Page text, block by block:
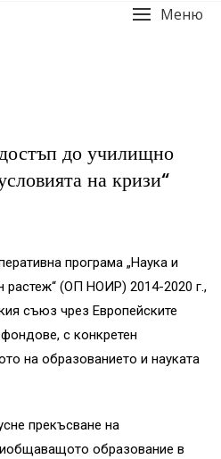
Меню
до училищно
на кризи“
програма „Наука и
растеж“ (ОП НОИР) 2014-2020 г.,
съюз чрез Европейските
с конкретен
на образованието и науката
прекъсване на
образование в